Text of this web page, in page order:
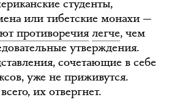
студенты,
или тибетские монахи —
противоречия легче, чем
утверждения.
сочетающие в себе
уже не приживутся.
их отвергнет.